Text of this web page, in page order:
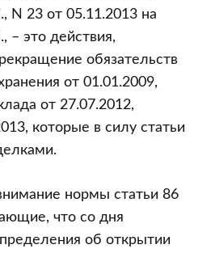
N 23 от 05.11.2013 на
– это действия,
обязательств
от 01.01.2009,
от 27.07.2012,
которые в силу статьи
нормы статьи 86
что со дня
об открытии